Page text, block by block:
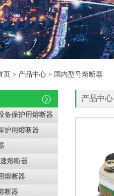
页 > 产品中心 > 国内型号熔断器
备保护用熔断器
护用熔断器
熔断器
熔断器
断器
产品中心